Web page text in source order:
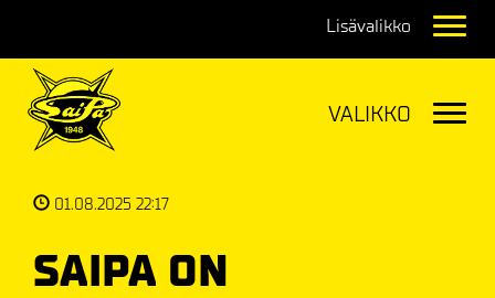
01.08.2025 22:17
SAIPA ON